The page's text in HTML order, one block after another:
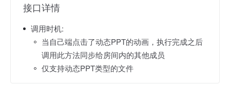
接口详情
调用时机:
当自己端点击了动态PPT的动画，执行完成之后
调用此方法同步给房间内的其他成员
仅支持动态PPT类型的文件